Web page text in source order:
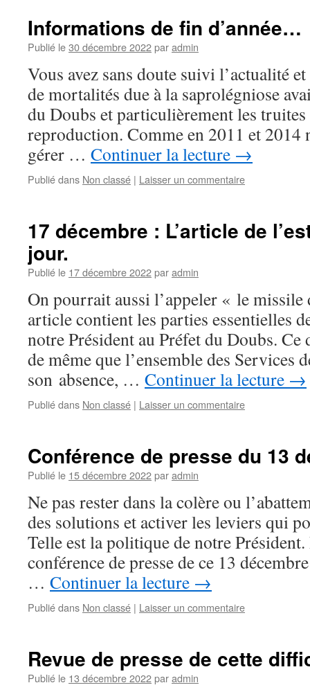
Informations de fin d’année…
Publié le30 décembre 2022paradmin
Vous avez sans doute suivi l’actualité
de mortalités due à la saprolégniose
du Doubs et particulièrement les
reproduction. Comme en 2011 et 2014
gérer … Continuer la lecture →
Publié dans Non classé | Laisser un commentaire
17 décembre : L’article de
jour.
Publié le 17 décembre 2022paradmin
On pourrait aussi l’appeler « le
article contient les parties essentielles
notre Président au Préfet du Doubs.
de même que l’ensemble des Services
son absence, … Continuer la lecture →
Publié dans Non classé | Laisser un commentaire
Conférence de presse du 13
Publié le 15 décembre 2022paradmin
Ne pas rester dans la colère ou
des solutions et activer les leviers qui
Telle est la politique de notre
conférence de presse de ce 13
… Continuer la lecture →
Publié dans Non classé | Laisser un commentaire
Revue de presse de cette
Publié le 13 décembre 2022paradmin